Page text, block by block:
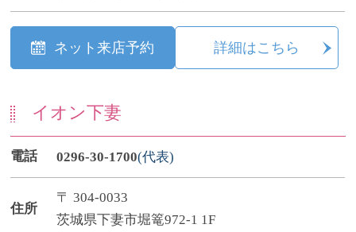
ネット来店予約 詳細はこちら
イオン下妻
電話 0296-30-1700(代表)
住所
〒 304-0033
茨城県下妻市堀篭972-1 1F